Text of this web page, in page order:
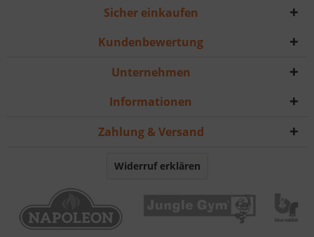
Sicher einkaufen
Kundenbewertung
Unternehmen
Informationen
Zahlung & Versand
Widerruf erklären